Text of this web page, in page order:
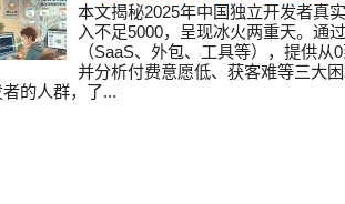
本文揭秘2025年中国独立开发者真
入不足5000，呈现冰火两重天。通
（SaaS、外包、工具等），提供
并分析付费意愿低、获客难等三大
者的人群，了...